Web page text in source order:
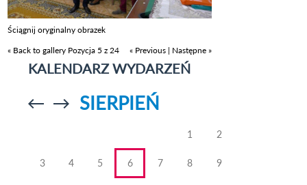
Ściągnij oryginalny obrazek
« Back to gallery Pozycja 5 z 24 « Previous | Następne »
KALENDARZ WYDARZEŃ
Przejdź doPrzejdź do
SIERPIEŃ
1 2
3 4 5 6 7 8 9